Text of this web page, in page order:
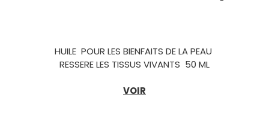
HUILE POUR LES BIENFAITS DE LA PEAU
RESSERE LES TISSUS VIVANTS 50 ML
VOIR